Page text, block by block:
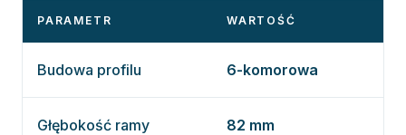
PARAMETR WARTOŚĆ
Budowa profilu 6-komorowa
Głębokość ramy 82 mm